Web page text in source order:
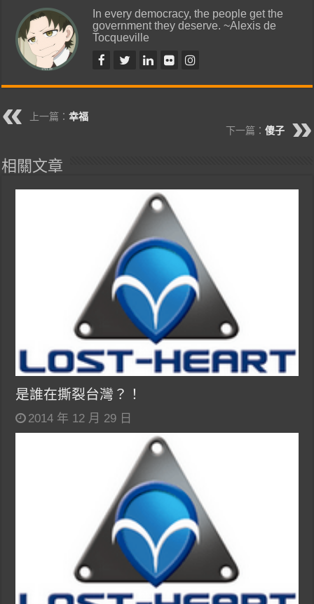
In every democracy, the people get the
government they deserve. ~Alexis de
Tocqueville
上一篇：幸福
下一篇： 傻子
相關文章
是誰在撕裂台灣？！
2014 年 12 月 29 日